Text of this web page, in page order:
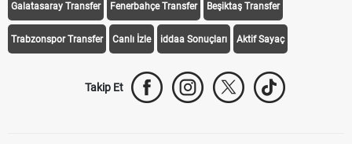
Galatasaray Transfer Fenerbahçe Transfer Beşiktaş Transfer
Trabzonspor Transfer Canlı İzle iddaa Sonuçları Aktif Sayaç
Takip Et